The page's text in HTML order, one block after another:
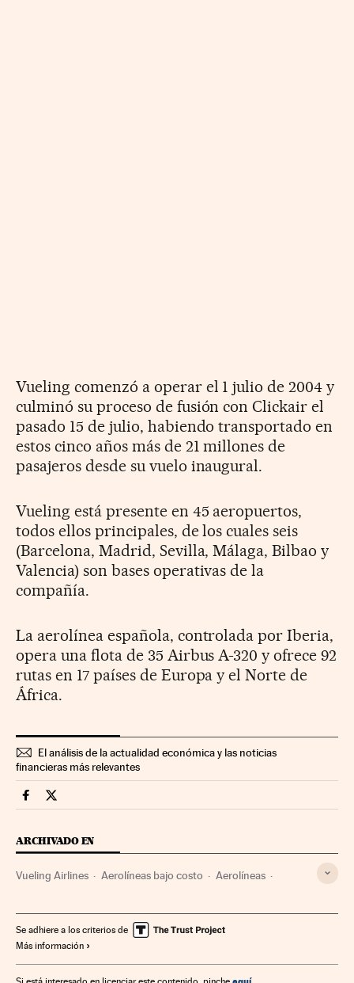
Vueling comenzó a operar el 1 julio de 2004 y
culminó su proceso de fusión con Clickair el
pasado 15 de julio, habiendo transportado en
estos cinco años más de 21 millones de
pasajeros desde su vuelo inaugural.
Vueling está presente en 45 aeropuertos,
todos ellos principales, de los cuales seis
(Barcelona, Madrid, Sevilla, Málaga, Bilbao y
Valencia) son bases operativas de la
compañía.
La aerolínea española, controlada por Iberia,
opera una flota de 35 Airbus A-320 y ofrece 92
rutas en 17 países de Europa y el Norte de
África.
El análisis de la actualidad económica y las noticias
financieras más relevantes
Companias Cinco Días en Facebook
Companias Cinco Días en Twitter
ARCHIVADO EN
Vueling Airlines Aerolíneas bajo costo Aerolíneas
Transporte Economía
Se adhiere a los criterios de
Más información